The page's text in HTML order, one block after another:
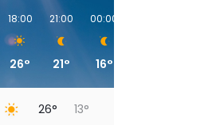
18:00
26°
21:00
21°
00:00
16°
26° 13°